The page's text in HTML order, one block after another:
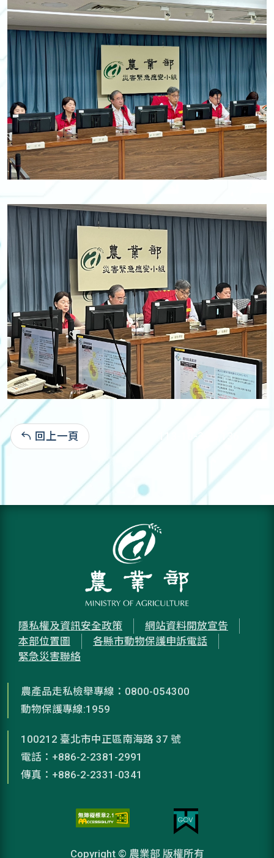
回上一頁 113-10-31:2,136
隱私權及資訊安全政策
網站資料開放宣告
本部位置圖
各縣市動物保護申訴電話
緊急災害聯絡
農產品走私檢舉專線：0800-054300
動物保護專線:1959
100212 臺北市中正區南海路 37 號
電話：+886-2-2381-2991
傳真：+886-2-2331-0341
Copyright © 農業部 版權所有